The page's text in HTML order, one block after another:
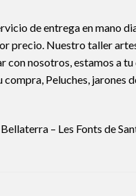
de entrega en mano
Nuestro taller
con nosotros, estamos
Peluches,
– Les Fonts de